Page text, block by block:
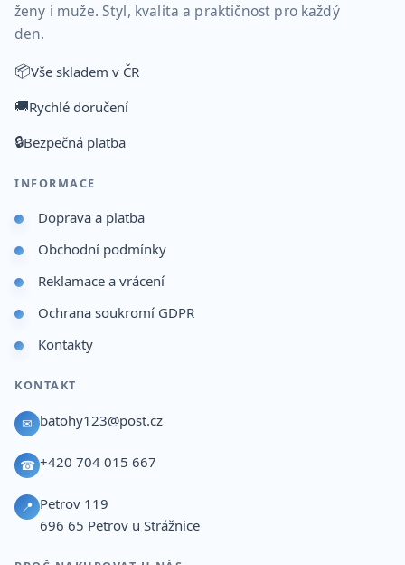
ženy i muže. Styl, kvalita a praktičnost pro každý
den.
📦Vše skladem v ČR
🚚Rychlé doručení
🔒Bezpečná platba
INFORMACE
Doprava a platba
Obchodní podmínky
Reklamace a vrácení
Ochrana soukromí GDPR
Kontakty
KONTAKT
✉ batohy123@post.cz
☎ +420 704 015 667
📍 Petrov 119
696 65 Petrov u Strážnice